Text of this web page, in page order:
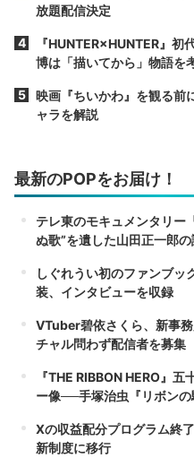
放題配信決定
『HUNTER×HUNTER』
博は「描いてから」物語を
映画『ちいかわ』を観る
ャラを解説
最新のPOPをお届け！
テレ東のモキュメンタリー
ぬ歌”を遺した山田正一郎
しぐれうい初のファンブ
装、インタビューを収録
VTuber碧依さくら、新事
チャル問わず配信者を募集
『THE RIBBON HERO』
ー像──手塚治虫『リボン
Xの収益配分プログラム終
新制度に移行